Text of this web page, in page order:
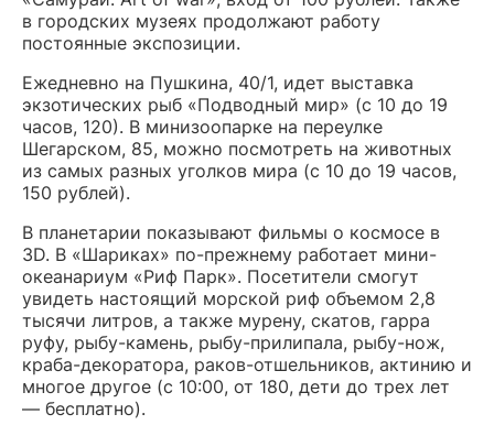
в городских музеях продолжают работу
постоянные экспозиции.
Ежедневно на Пушкина, 40/1, идет выставка
экзотических рыб «Подводный мир» (с 10 до 19
часов, 120). В минизоопарке на переулке
Шегарском, 85, можно посмотреть на животных
из самых разных уголков мира (с 10 до 19 часов,
150 рублей).
В планетарии показывают фильмы о космосе в
3D. В «Шариках» по-прежнему работает мини-
океанариум «Риф Парк». Посетители смогут
увидеть настоящий морской риф объемом 2,8
тысячи литров, а также мурену, скатов, гарра
руфу, рыбу-камень, рыбу-прилипала, рыбу-нож,
краба-декоратора, раков-отшельников, актинию и
многое другое (с 10:00, от 180, дети до трех лет
— бесплатно).